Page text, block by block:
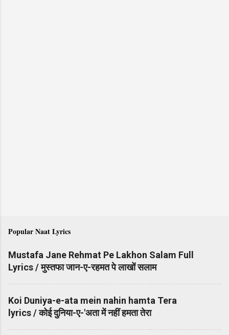
Popular Naat Lyrics
Mustafa Jane Rehmat Pe Lakhon Salam Full
Lyrics / मुस्तफा जान-ए-रहमत पे लाखों सलाम
Koi Duniya-e-ata mein nahin hamta Tera
lyrics / कोई दुनिया-ए-'अता में नहीं हमता तेरा